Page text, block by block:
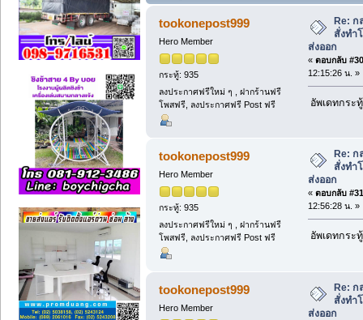
คุณภาพส่งออก (อ่าน 425 ครั้ง)
tookonepost999
Hero Member
กระทู้: 935
ลงประกาศฟรีใหม่ ๆ , ฝากร้านฟรี
โพสฟรี, ลงประกาศฟรี Post ฟรี
Re:
สั่งทำ
ส่งออก
« ตอบกลับ
12:15:26 น. »
อัพเดทกระทู้
tookonepost999
Hero Member
กระทู้: 935
ลงประกาศฟรีใหม่ ๆ , ฝากร้านฟรี
โพสฟรี, ลงประกาศฟรี Post ฟรี
Re:
สั่งทำ
ส่งออก
« ตอบกลับ
12:56:28 น. »
อัพเดทกระทู้
tookonepost999
Hero Member
Re: ก
สั่งทำ
ส่งออก